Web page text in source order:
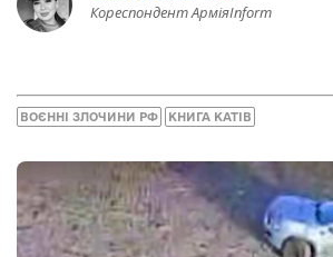
Кореспондент АрміяInform
ВОЄННІ ЗЛОЧИНИ РФ КНИГА КАТІВ